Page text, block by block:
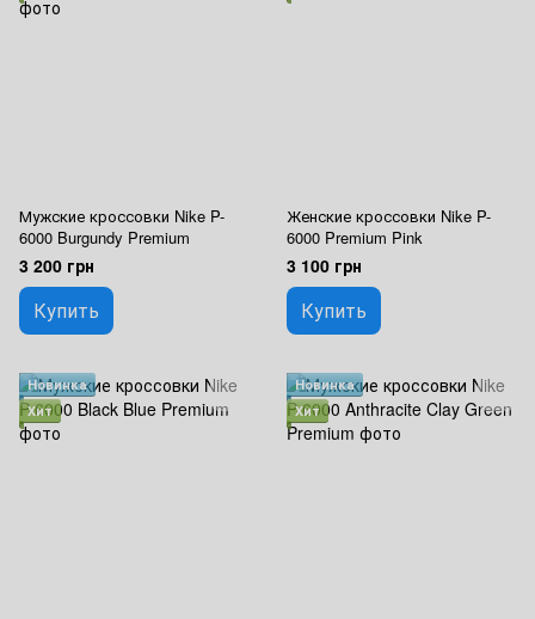
Мужские кроссовки Nike P-
6000 Burgundy Premium
3 200 грн
Купить
Женские кроссовки Nike P-
6000 Premium Pink
3 100 грн
Купить
Новинка
Хит
Новинка
Хит